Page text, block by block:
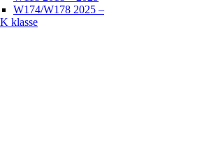
W174/W178 2025 –
klasse